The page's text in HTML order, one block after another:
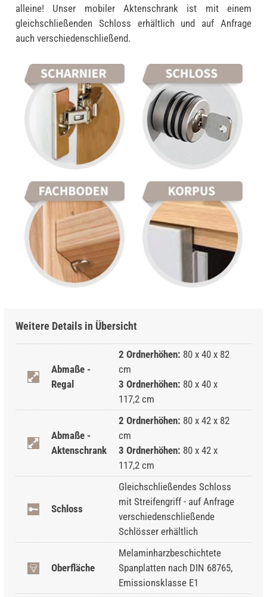
alleine! Unser mobiler Aktenschrank ist mit einem
gleichschließenden Schloss erhältlich und auf Anfrage
auch verschiedenschließend.
Weitere Details in Übersicht
Abmaße -
Regal
2 Ordnerhöhen: 80 x 40 x 82
cm
3 Ordnerhöhen: 80 x 40 x
117,2 cm
Abmaße -
Aktenschrank
2 Ordnerhöhen: 80 x 42 x 82
cm
3 Ordnerhöhen: 80 x 42 x
117,2 cm
Schloss
Gleichschließendes Schloss
mit Streifengriff - auf Anfrage
verschiedenschließende
Schlösser erhältlich
Oberfläche
Melaminharzbeschichtete
Spanplatten nach DIN 68765,
Emissionsklasse E1